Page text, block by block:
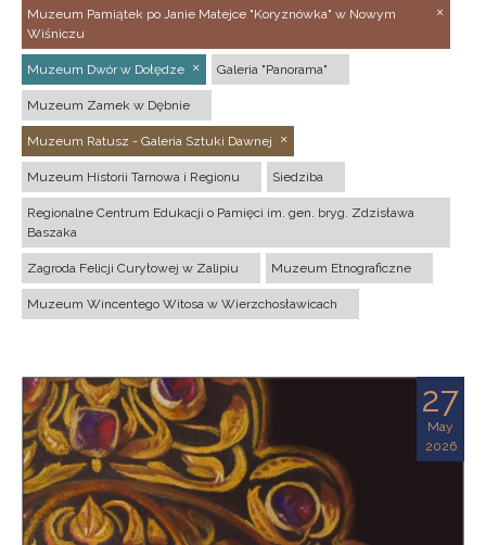
Muzeum Pamiątek po Janie Matejce "Koryznówka" w Nowym
Wiśniczu
Muzeum Dwór w Dołędze Galeria "Panorama"
Muzeum Zamek w Dębnie
Muzeum Ratusz - Galeria Sztuki Dawnej
Muzeum Historii Tarnowa i Regionu Siedziba
Regionalne Centrum Edukacji o Pamięci im. gen. bryg. Zdzisława
Baszaka
Zagroda Felicji Curyłowej w Zalipiu Muzeum Etnograficzne
Muzeum Wincentego Witosa w Wierzchosławicach
27
May
2026